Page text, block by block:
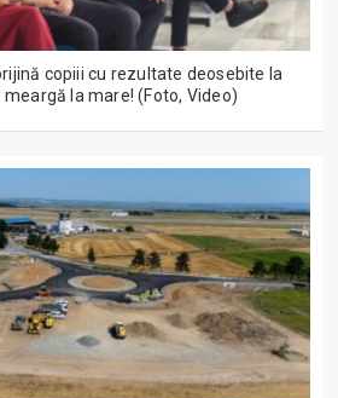
copiii cu rezultate deosebite la
la mare! (Foto, Video)